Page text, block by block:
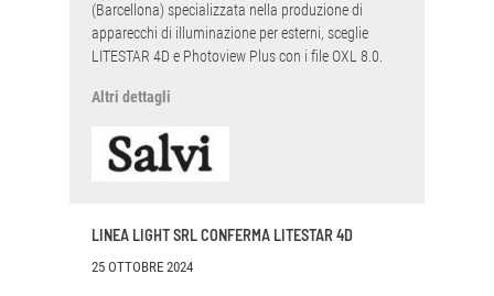
(Barcellona) specializzata nella produzione di
apparecchi di illuminazione per esterni, sceglie
LITESTAR 4D e Photoview Plus con i file OXL 8.0.
Altri dettagli
LINEA LIGHT SRL CONFERMA LITESTAR 4D
25 OTTOBRE 2024